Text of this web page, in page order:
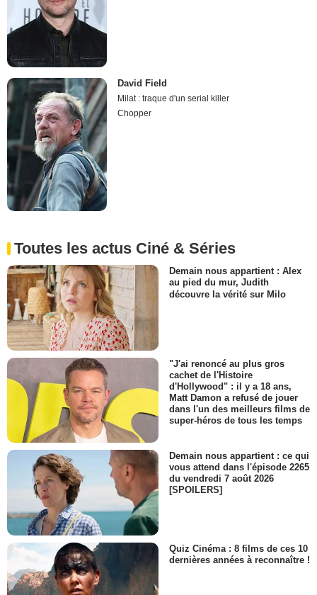
David Field
Milat : traque d'un serial killer
Chopper
Toutes les actus Ciné & Séries
Demain nous appartient : Alex
au pied du mur, Judith
découvre la vérité sur Milo
"J'ai renoncé au plus gros
cachet de l'Histoire
d'Hollywood" : il y a 18 ans,
Matt Damon a refusé de jouer
dans l'un des meilleurs films de
super-héros de tous les temps
Demain nous appartient : ce qui
vous attend dans l'épisode 2265
du vendredi 7 août 2026
[SPOILERS]
Quiz Cinéma : 8 films de ces 10
dernières années à reconnaître !